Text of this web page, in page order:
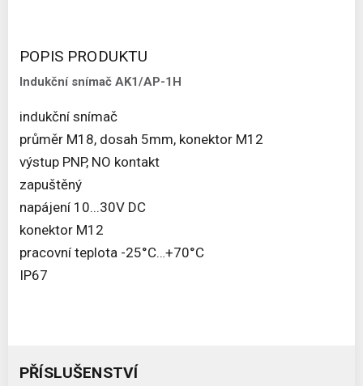
POPIS PRODUKTU
Indukční snímač AK1/AP-1H
indukční snímač
průměr M18, dosah 5mm, konektor M12
výstup PNP, NO kontakt
zapuštěný
napájení 10...30V DC
konektor M12
pracovní teplota -25°C…+70°C
IP67
PŘÍSLUŠENSTVÍ